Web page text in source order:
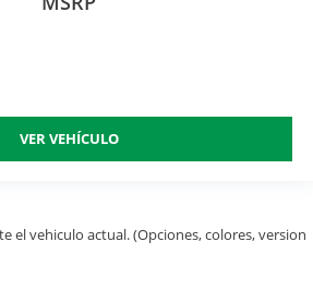
VER VEHÍCULO
el vehiculo actual. (Opciones, colores, version